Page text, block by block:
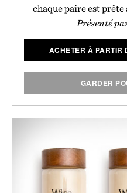
chaque paire est
Présenté
ACHETER À PARTIR
GARDER